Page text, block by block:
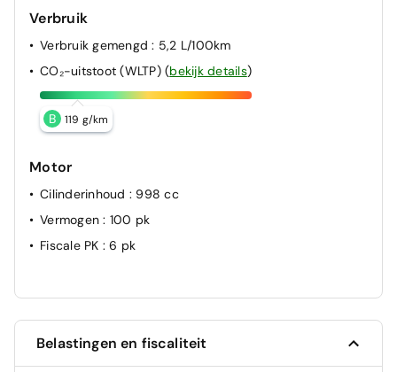
Verbruik
Verbruik gemengd: 5,2 L/100km
CO₂-uitstoot (WLTP) (bekijk details)
B 119 g/km
Motor
Cilinderinhoud : 998 cc
Vermogen: 100 pk
Fiscale PK : 6 pk
Belastingen en fiscaliteit